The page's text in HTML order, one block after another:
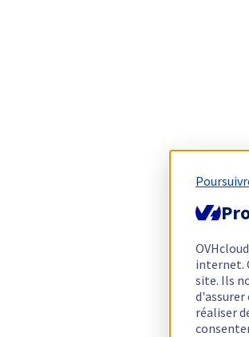
internet.
site. Ils
réaliser